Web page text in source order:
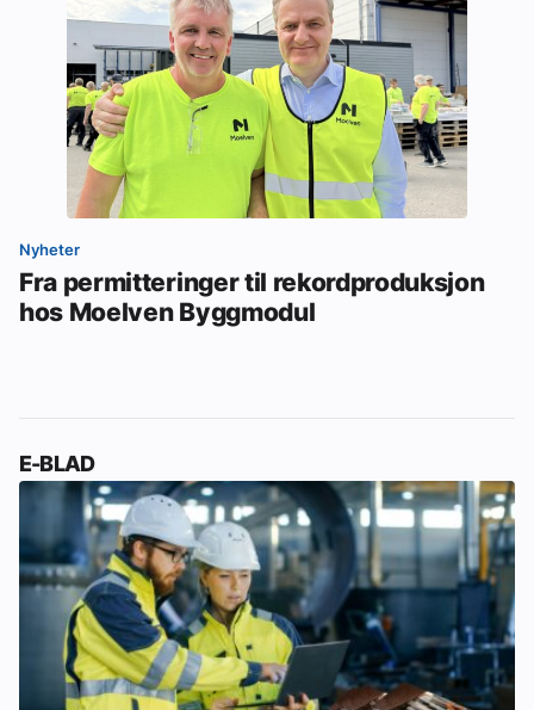
Nyheter
Fra permitteringer til rekordproduksjon
hos Moelven Byggmodul
E-BLAD